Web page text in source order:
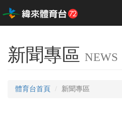
新聞專區 NEWS
體育台首頁 新聞專區